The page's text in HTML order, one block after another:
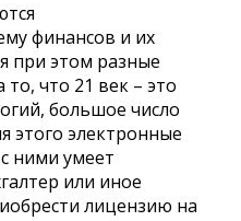
финансов и их
при этом разные
что 21 век – это
большое число
этого электронные
ними умеет
или иное
лицензию на